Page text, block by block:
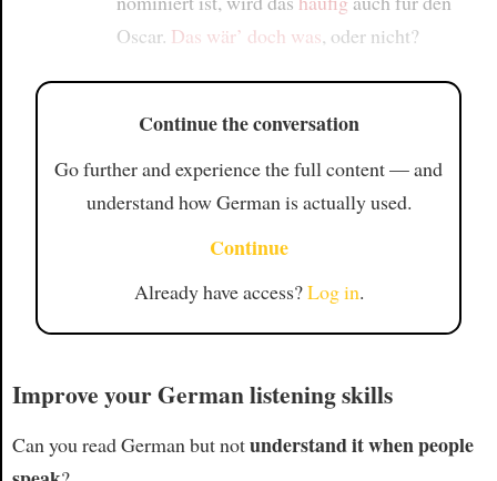
Oscar. Das wär’ doch was, oder nicht?
Continue the conversation
Go further and experience the full content — and
understand how German is actually used.
Continue
Already have access?Log in.
Improve your German listening skills
Can you read German but notunderstand it when people